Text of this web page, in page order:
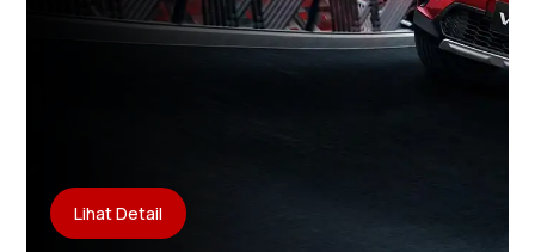
Lihat Detail